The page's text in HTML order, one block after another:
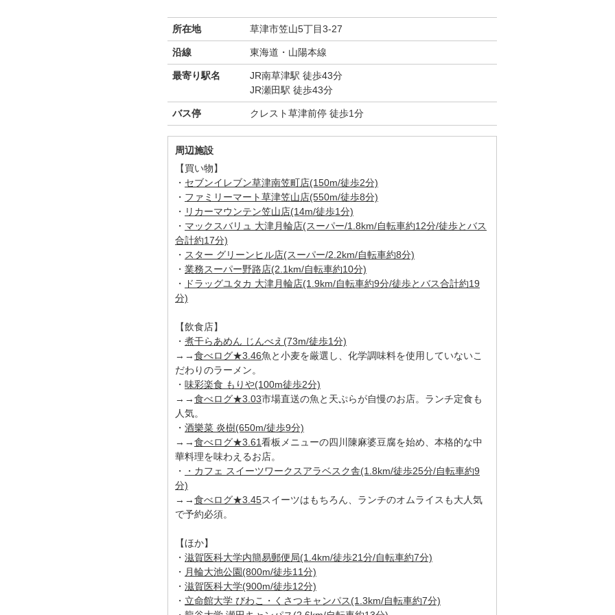
所在地 草津市笠山5丁目3-27
沿線 東海道・山陽本線
最寄り駅名
JR南草津駅 徒歩43分
JR瀬田駅 徒歩43分
バス停 クレスト草津前停 徒歩1分
周辺施設
【買い物】
・ セブンイレブン草津南笠町店(150m/徒歩2分)
・ ファミリーマート草津笠山店(550m/徒歩8分)
・ リカーマウンテン笠山店(14m/徒歩1分)
・ マックスバリュ 大津月輪店(スーパー/1.8km/自転車約12分/徒歩とバス
合計約17分)
・ スター グリーンヒル店(スーパー/2.2km/自転車約8分)
・ 業務スーパー野路店(2.1km/自転車約10分)
・
ドラッグユタカ 大津月輪店(1.9km/自転車約9分/徒歩とバス合計約19
分)
【飲食店】
・ 煮干らあめん じんべえ(73m/徒歩1分)
→→食べログ★3.46魚と小麦を厳選し、化学調味料を使用していないこ
だわりのラーメン。
・ 味彩楽食 もりや(100m徒歩2分)
→→食べログ★3.03市場直送の魚と天ぷらが自慢のお店。ランチ定食も
人気。
・ 酒樂菜 炎樹(650m/徒歩9分)
→→食べログ★3.61看板メニューの四川陳麻婆豆腐を始め、本格的な中
華料理を味わえるお店。
・
・カフェ スイーツワークスアラベスク舎(1.8km/徒歩25分/自転車約9
分)
→→食べログ★3.45スイーツはもちろん、ランチのオムライスも大人気
で予約必須。
【ほか】
・ 滋賀医科大学内簡易郵便局(1.4km/徒歩21分/自転車約7分)
・ 月輪大池公園(800m/徒歩11分)
・ 滋賀医科大学(900m/徒歩12分)
・ 立命館大学 びわこ・くさつキャンパス(1.3km/自転車約7分)